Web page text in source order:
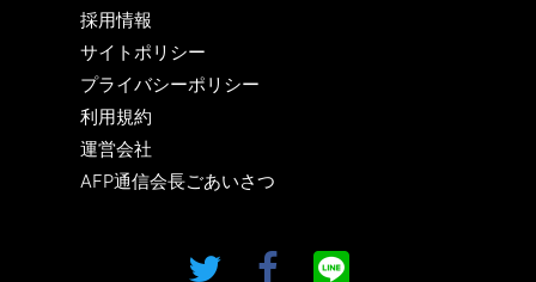
採用情報
サイトポリシー
プライバシーポリシー
利用規約
運営会社
AFP通信会長ごあいさつ